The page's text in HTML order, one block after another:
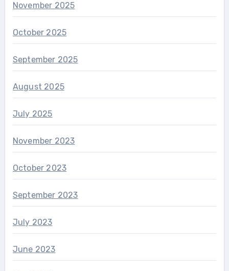
November 2025
October 2025
September 2025
August 2025
July 2025
November 2023
October 2023
September 2023
July 2023
June 2023